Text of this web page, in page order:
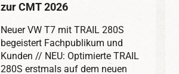
zur CMT 2026
Neuer VW T7 mit TRAIL 280S
begeistert Fachpublikum und
Kunden // NEU: Optimierte TRAIL
280S erstmals auf dem neuen